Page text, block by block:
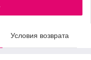
Условия возврата